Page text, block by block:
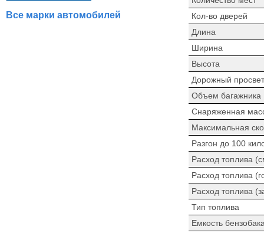
Все марки автомобилей
Кол-во дверей
Длина
Ширина
Высота
Дорожный просвет
Объем багажника
Снаряженная
Максимальная
Разгон до 100
Расход топлива
Расход топлива
Расход топлива
Тип топлива
Емкость